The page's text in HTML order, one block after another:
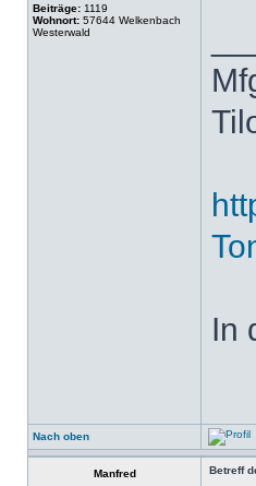
Beiträge: 1119
Wohnort: 57644 Welkenbach
Westerwald
In
Nach oben
Manfred Betreff